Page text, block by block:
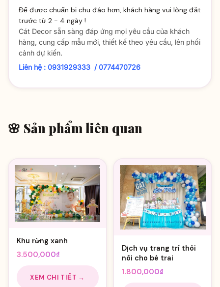
Để được chuẩn bị chu đáo hơn, khách hàng vui lòng đặt
trước từ 2 - 4 ngày !
Cát Decor sẵn sàng đáp ứng mọi yêu cầu của khách
hàng, cung cấp mẫu mới, thiết kế theo yêu cầu, lên phối
cảnh dự kiến.
Liên hệ : 0931929333 / 0774470726
🌸 Sản phẩm liên quan
Khu rừng xanh
3.500,000₫
XEM CHI TIẾT →
Dịch vụ trang trí thôi
nôi cho bé trai
1.800,000₫